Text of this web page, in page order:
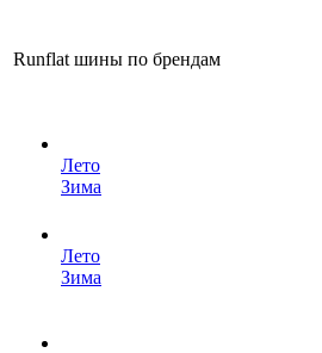
Runflat шины по брендам
Лето
Зима
Лето
Зима